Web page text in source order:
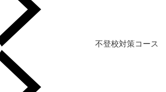
不登校対策コース